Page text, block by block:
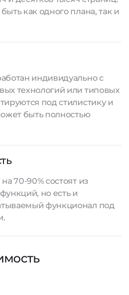
как одного плана, так и
индивидуально с
технологий или типовых
под стилистику и
быть полностью
70-90% состоят из
но есть и
функционал под